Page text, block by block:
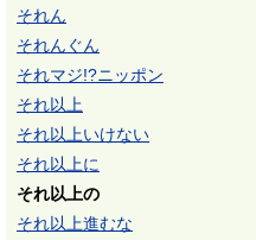
それん
それんぐん
それマジ!?ニッポン
それ以上
それ以上いけない
それ以上に
それ以上の
それ以上進むな